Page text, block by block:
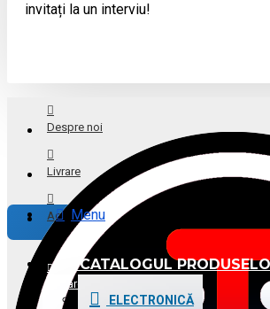
invitați la un interviu!
Despre noi
Livrare
Achitare
Promoții și Reduceri
Menu
CATALOGUL
ELECTRONICĂ
Logare